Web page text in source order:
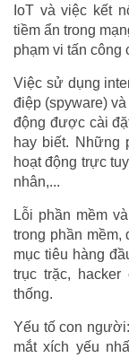
IoT và việc kết
tiềm ẩn trong
phạm vi tấn công
Việc sử dụng
điệp (spyware)
động được cài
hay biết. Những
hoạt động trực
nhân,...
Lỗi phần mềm
trong phần mềm,
mục tiêu hàng
trục trặc,
thống.
Yếu tố con
mắt xích yếu